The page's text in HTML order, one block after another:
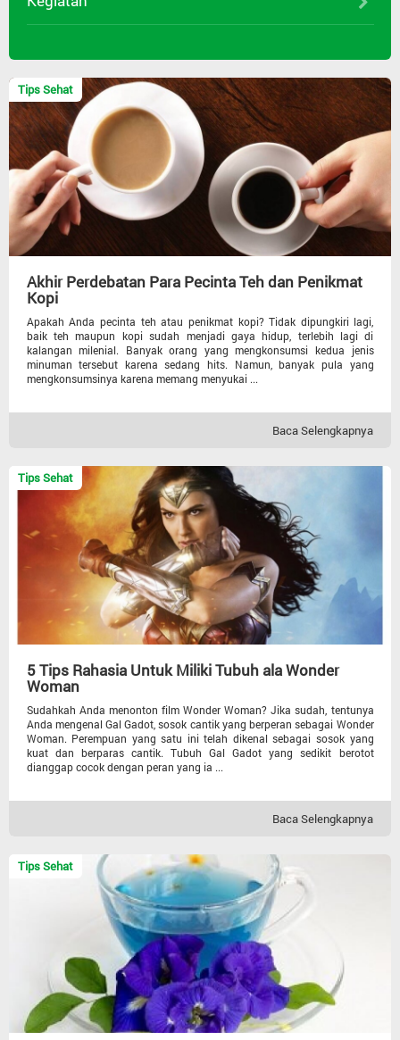
Tips Sehat
Akhir Perdebatan Para Pecinta Teh dan Penikmat
Kopi
Apakah Anda pecinta teh atau penikmat kopi? Tidak dipungkiri lagi,
baik teh maupun kopi sudah menjadi gaya hidup, terlebih lagi di
kalangan milenial. Banyak orang yang mengkonsumsi kedua jenis
minuman tersebut karena sedang hits. Namun, banyak pula yang
mengkonsumsinya karena memang menyukai ...
Baca Selengkapnya
Tips Sehat
5 Tips Rahasia Untuk Miliki Tubuh ala Wonder
Woman
Sudahkah Anda menonton film Wonder Woman? Jika sudah, tentunya
Anda mengenal Gal Gadot, sosok cantik yang berperan sebagai Wonder
Woman. Perempuan yang satu ini telah dikenal sebagai sosok yang
kuat dan berparas cantik. Tubuh Gal Gadot yang sedikit berotot
dianggap cocok dengan peran yang ia ...
Baca Selengkapnya
Tips Sehat